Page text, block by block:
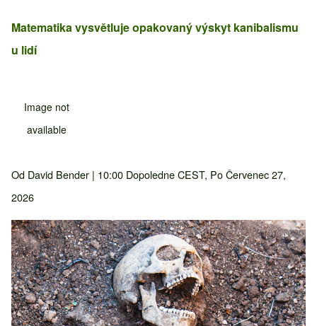
Matematika vysvětluje opakovaný výskyt kanibalismu
u lidí
Image not
available
Od David Bender | 10:00 Dopoledne CEST, Po Červenec 27,
2026